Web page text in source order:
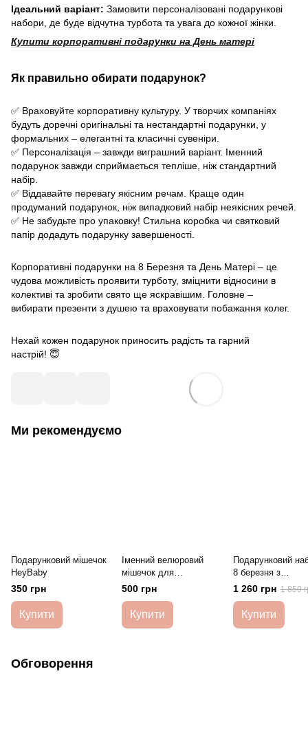
Ідеальний варіант: Замовити персоналізовані подарункові
набори, де буде відчутна турбота та увага до кожної жінки.
Купити корпоративні подарунки на День матері
Як правильно обирати подарунок?
✅ Враховуйте корпоративну культуру. У творчих компаніях
будуть доречні оригінальні та нестандартні подарунки, у
формальних – елегантні та класичні сувеніри.
✅ Персоналізація – завжди виграшний варіант. Іменний
подарунок завжди сприймається тепліше, ніж стандартний
набір.
✅ Віддавайте перевагу якісним речам. Краще один
продуманий подарунок, ніж випадковий набір неякісних речей.
✅ Не забудьте про упаковку! Стильна коробка чи святковий
папір додадуть подарунку завершеності.
Корпоративні подарунки на 8 Березня та День Матері – це
чудова можливість проявити турботу, зміцнити відносини в
колективі та зробити свято ще яскравішим. Головне –
вибирати презенти з душею та враховувати побажання колег.
Нехай кожен подарунок приносить радість та гарний
настрій! 😇
Ми рекомендуємо
Подарунковий мішечок
HeyBaby
350 грн
Купити
Іменний велюровий
мішечок для
подарунків HeyBaby
500 грн
Купити
Подарунковий
8 березня з
Ведмедиком
1 260 грн 1 850
Купити
Обговорення